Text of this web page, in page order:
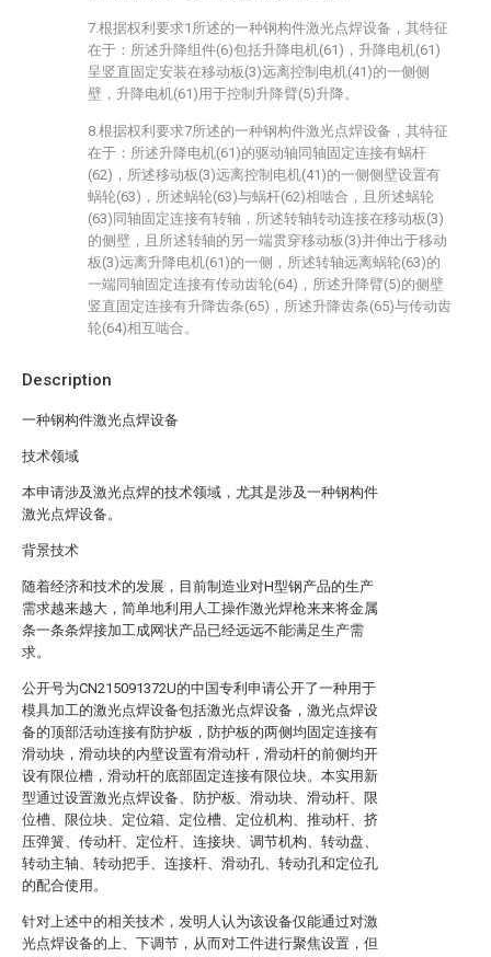
Description
一种钢构件激光点焊设备
技术领域
本申请涉及激光点焊的技术领域，尤其是涉及一种钢构件
激光点焊设备。
背景技术
随着经济和技术的发展，目前制造业对H型钢产品的生产
需求越来越大，简单地利用人工操作激光焊枪来来将金属
条一条条焊接加工成网状产品已经远远不能满足生产需
求。
公开号为CN215091372U的中国专利申请公开了一种用于
模具加工的激光点焊设备包括激光点焊设备，激光点焊设
备的顶部活动连接有防护板，防护板的两侧均固定连接有
滑动块，滑动块的内壁设置有滑动杆，滑动杆的前侧均开
设有限位槽，滑动杆的底部固定连接有限位块。本实用新
型通过设置激光点焊设备、防护板、滑动块、滑动杆、限
位槽、限位块、定位箱、定位槽、定位机构、推动杆、挤
压弹簧、传动杆、定位杆、连接块、调节机构、转动盘、
转动主轴、转动把手、连接杆、滑动孔、转动孔和定位孔
的配合使用。
针对上述中的相关技术，发明人认为该设备仅能通过对激
光点焊设备的上、下调节，从而对工件进行聚焦设置，但
7.根据权利要求1所述的一种钢构件激光点焊设备，其特征
在于：所述升降组件(6)包括升降电机(61)，升降电机(61)
呈竖直固定安装在移动板(3)远离控制电机(41)的一侧侧
壁，升降电机(61)用于控制升降臂(5)升降。
8.根据权利要求7所述的一种钢构件激光点焊设备，其特征
在于：所述升降电机(61)的驱动轴同轴固定连接有蜗杆
(62)，所述移动板(3)远离控制电机(41)的一侧侧壁设置有
蜗轮(63)，所述蜗轮(63)与蜗杆(62)相啮合，且所述蜗轮
(63)同轴固定连接有转轴，所述转轴转动连接在移动板(3)
的侧壁，且所述转轴的另一端贯穿移动板(3)并伸出于移动
板(3)远离升降电机(61)的一侧，所述转轴远离蜗轮(63)的
一端同轴固定连接有传动齿轮(64)，所述升降臂(5)的侧壁
竖直固定连接有升降齿条(65)，所述升降齿条(65)与传动齿
轮(64)相互啮合。